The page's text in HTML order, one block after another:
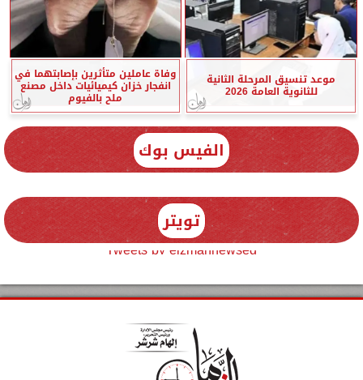
موعد تنسيق المرحلة الثانية
للثانوية العامة 2026
وفاة عاملين متأثرين بإصابتهما في
انفجار خزان كيميائيات داخل مصنع
ملح بالفيوم
الفيس بوك
تويتر
Tweets by elzmannewseg